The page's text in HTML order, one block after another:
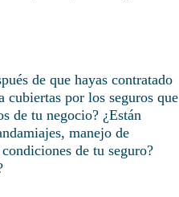
de que hayas contratado
cubiertas por los seguros que
de tu negocio? ¿Están
manejo de
de tu seguro?